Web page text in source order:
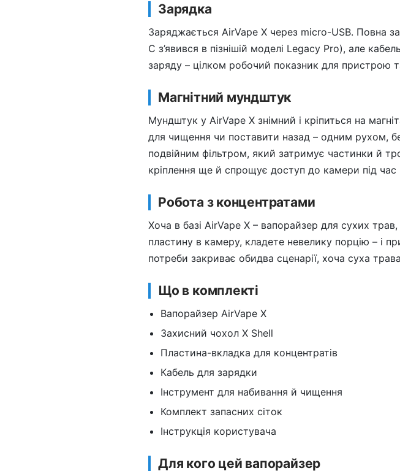
Зарядка
Заряджається AirVape X через micro-USB. Повна
C з’явився в пізнішій моделі Legacy Pro), але
заряду – цілком робочий показник для пристрою
Магнітний мундштук
Мундштук у AirVape X знімний і кріпиться на
для чищення чи поставити назад – одним рухом,
подвійним фільтром, який затримує частинки й
кріплення ще й спрощує доступ до камери під час
Робота з концентратами
Хоча в базі AirVape X – вапорайзер для сухих
пластину в камеру, кладете невелику порцію – і
потреби закриває обидва сценарії, хоча суха
Що в комплекті
Вапорайзер AirVape X
Захисний чохол X Shell
Пластина-вкладка для концентратів
Кабель для зарядки
Інструмент для набивання й чищення
Комплект запасних сіток
Інструкція користувача
Для кого цей вапорайзер